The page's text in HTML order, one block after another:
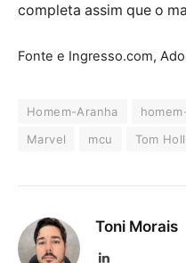
completa assim que o
Fonte e Ingresso.com,
Homem-Aranha
Marvel
mcu Tom
Toni Morais
LinkedIn